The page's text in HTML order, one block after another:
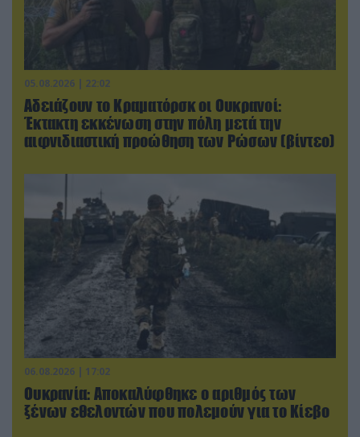
05.08.2026 | 22:02
Αδειάζουν το Κραματόρσκ οι Ουκρανοί:
Έκτακτη εκκένωση στην πόλη μετά την
αιφνιδιαστική προώθηση των Ρώσων (βίντεο)
06.08.2026 | 17:02
Ουκρανία: Αποκαλύφθηκε ο αριθμός των
ξένων εθελοντών που πολεμούν για το Κίεβο